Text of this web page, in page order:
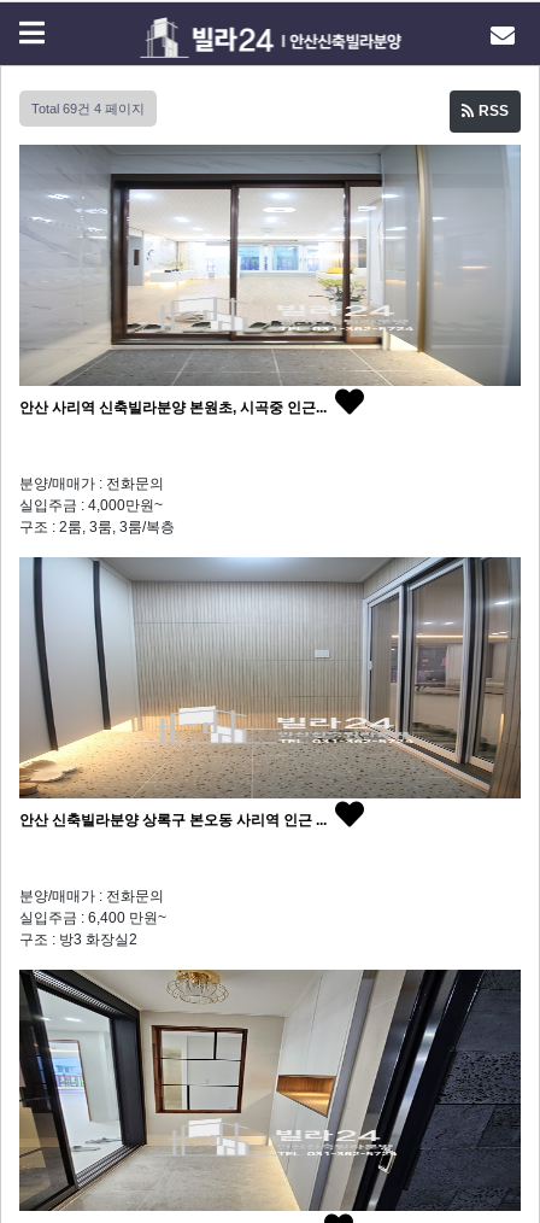
Total 69건 4 페이지 RSS
안산 사리역 신축빌라분양 본원초, 시곡중 인근...
분양/매매가 : 전화문의
실입주금 : 4,000만원~
구조 : 2룸, 3룸, 3룸/복층
안산 신축빌라분양 상록구 본오동 사리역 인근 ...
분양/매매가 : 전화문의
실입주금 : 6,400 만원~
구조 : 방3 화장실2